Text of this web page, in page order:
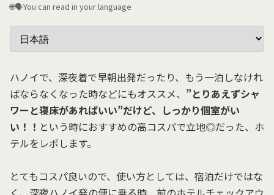
🌐🗣️You can read in your language
ハノイで、深夜着で早朝出発だったり、もう一泊しなけれ
ばならなくなった時などにもオススメ、 ”とりあえずシャ
ワーと寝床があればいい”だけど、しっかり個室がい
い！！ という時におすすめの高コスパで立地◎だった、ホ
テルをレポします。
とてもコスパ良いので、使い方としては、宿泊だけではな